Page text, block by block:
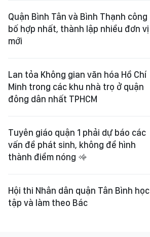
Quận Bình Tân và Bình Thạnh công
bố hợp nhất, thành lập nhiều đơn vị
mới
Lan tỏa Không gian văn hóa Hồ Chí
Minh trong các khu nhà trọ ở quận
đông dân nhất TPHCM
Tuyên giáo quận 1 phải dự báo các
vấn đề phát sinh, không để hình
thành điểm nóng
Hội thi Nhân dân quận Tân Bình học
tập và làm theo Bác